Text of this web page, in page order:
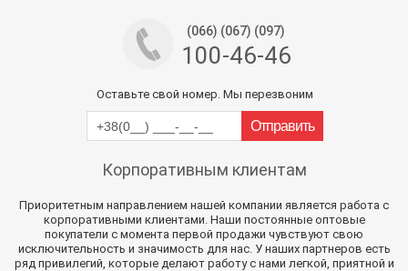
(066) (067) (097)
100-46-46
Оставьте свой номер. Мы перезвоним
Корпоративным клиентам
Приоритетным направлением нашей компании является работа с
корпоративными клиентами. Наши постоянные оптовые
покупатели с момента первой продажи чувствуют свою
исключительность и значимость для нас. У наших партнеров есть
ряд привилегий, которые делают работу с нами легкой, приятной и